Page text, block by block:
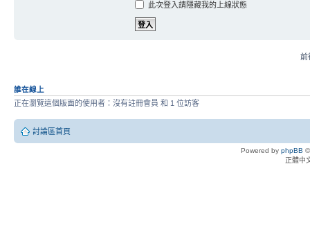
此次登入請隱藏我的上線狀態
前
誰在線上
正在瀏覽這個版面的使用者：沒有註冊會員 和 1 位訪客
討論區首頁
Powered by phpBB
正體中